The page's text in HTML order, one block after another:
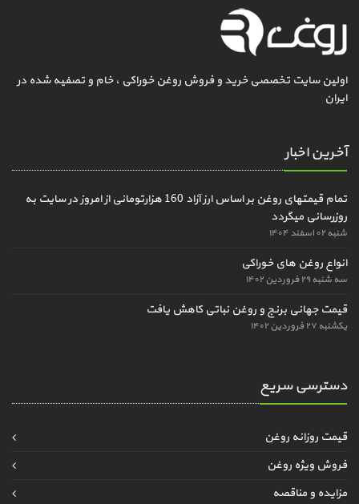
اولین سایت تخصصی خرید و فروش روغن خوراکی ، خام و تصفیه شده در
ایران
آخرین اخبار
تمام قیمتهای روغن بر اساس ارز آزاد 160 هزارتومانی از امروز در سایت به
روزرسانی میگردد
شنبه ۰۲ اسفند ۱۴۰۴
انواع روغن های خوراکی
سه شنبه ۲۹ فروردین ۱۴۰۲
قیمت جهانی برنج و روغن نباتی کاهش یافت
یکشنبه ۲۷ فروردین ۱۴۰۲
دسترسی سریع
قیمت روزانه روغن
فروش ویژه روغن
مزایده و مناقصه